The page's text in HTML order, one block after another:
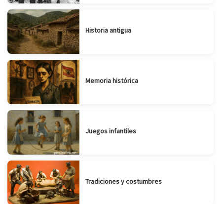
Historia antigua
Memoria histórica
Juegos infantiles
Tradiciones y costumbres